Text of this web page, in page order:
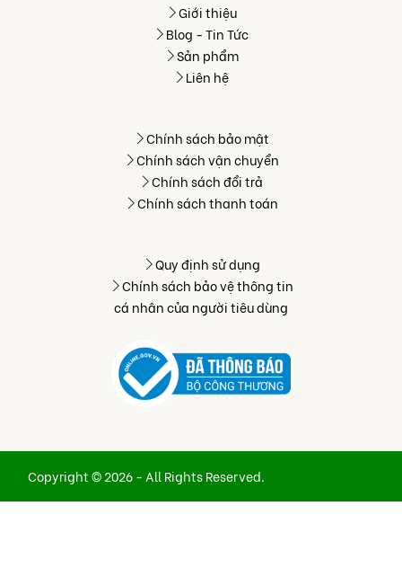
Giới thiệu
Blog - Tin Tức
Sản phẩm
Liên hệ
Chính sách bảo mật
Chính sách vận chuyển
Chính sách đổi trả
Chính sách thanh toán
Quy định sử dụng
Chính sách bảo vệ thông tin
cá nhân của người tiêu dùng
Copyright © 2026 - All Rights Reserved.